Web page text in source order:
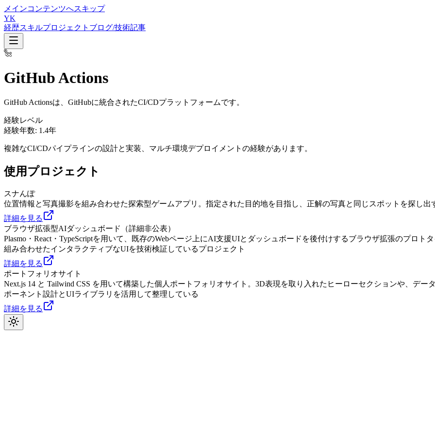
メインコンテンツへスキップ
YK
経歴スキルプロジェクト ブログ/技術記事
GitHub Actions
GitHub Actionsは、GitHubに統合されたCI/CDプラットフォームです。
経験レベル
経験年数: 1.4年
複雑なCI/CDパイプラインの設計と実装、マルチ環境デプロイメントの経験があります。
使用プロジェクト
スナんぽ
位置情報と写真撮影を組み合わせた探索型ゲームアプリ。指定された目的地を目指し、正解の写真と同じスポットを探し出
詳細を見る
ブラウザ拡張型AIダッシュボード（詳細非公表）
Plasmo・React・TypeScriptを用いて、既存のWebページ上にAI支援UIとダッシュボードを後付けするブラウザ拡張のプロ
組み合わせたインタラクティブなUIを技術検証しているプロジェクト
詳細を見る
ポートフォリオサイト
Next.js 14 と Tailwind CSS を用いて構築した個人ポートフォリオサイト。3D表現を取り入れたヒーローセクションや、デ
ポーネント設計とUIライブラリを活用して整理している
詳細を見る